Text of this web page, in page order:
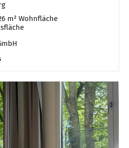
m² Wohnfläche